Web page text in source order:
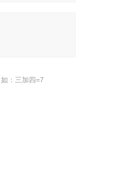
：三加四=7